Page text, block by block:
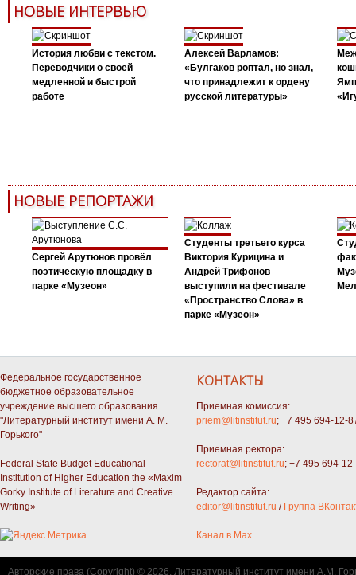
НОВЫЕ ИНТЕРВЬЮ
История любви с текстом.
Переводчики о своей
медленной и быстрой
работе
Алексей Варламов:
«Булгаков роптал, но знал,
что принадлежит к ордену
русской литературы»
НОВЫЕ РЕПОРТАЖИ
Сергей Арутюнов провёл
поэтическую площадку в
парке «Музеон»
Студенты третьего курса
Виктория Курицина и
Андрей Трифонов
выступили на фестивале
«Пространство Слова» в
парке «Музеон»
Федеральное государственное
бюджетное образовательное
учреждение высшего образования
"Литературный институт имени А. М.
Горького"
Federal State Budget Educational
Institution of Higher Education the «Maxim
Gorky Institute of Literature and Creative
Writing»
КОНТАКТЫ
Приемная комиссия:
priem@litinstitut.ru; +7 495 694-12-
Приемная ректора:
rectorat@litinstitut.ru; +7 495 694-
Редактор сайта:
editor@litinstitut.ru / Группа
Канал в Max
Авторские права (Copyright) © 2026, Литературный институт имени А.М.